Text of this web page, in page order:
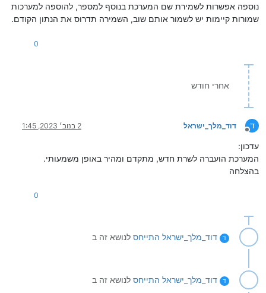
נוספה אפשרות לשמירת שם המערכת בנוסף למספר, להוספה למערכות
שמורות קיימות יש לשמור אותם שוב, השמירה תדרוס את הנתון הקודם.
0
אחרי חודש
ד
מנותק
דוד_מלך_ישראל 2 בנוב׳ 2023, 1:45
עדכון:
המערכת הועברה לשרת חדש, מתקדם ומהיר באופן משמעותי.
בהצלחה
0
ד דוד_מלך_ישראל התייחס לנושא זה ב
ד דוד_מלך_ישראל התייחס לנושא זה ב